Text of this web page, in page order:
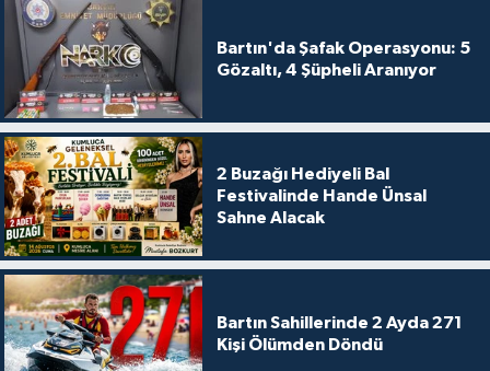
Bartın'da Şafak Operasyonu: 5
Gözaltı, 4 Şüpheli Aranıyor
2 Buzağı Hediyeli Bal
Festivalinde Hande Ünsal
Sahne Alacak
Bartın Sahillerinde 2 Ayda 271
Kişi Ölümden Döndü